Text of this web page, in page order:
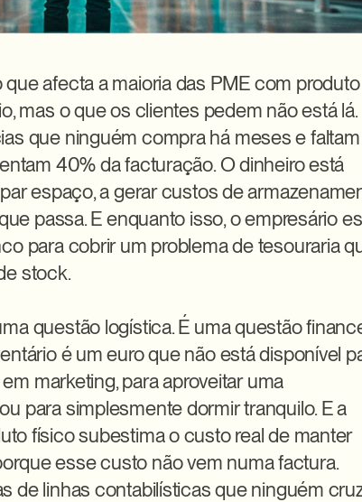
afecta a maioria das PME com produto
mas o que os clientes pedem não está lá.
que ninguém compra há meses e
40% da facturação. O dinheiro está
espaço, a gerar custos de
passa. E enquanto isso, o empresário
para cobrir um problema de tesouraria
stock.
questão logística. É uma questão
é um euro que não está disponível
marketing, para aproveitar uma
para simplesmente dormir tranquilo. E a
físico subestima o custo real de manter
esse custo não vem numa factura.
de linhas contabilísticas que ninguém